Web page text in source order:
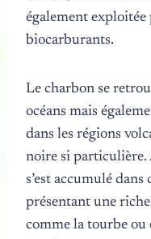
également
biocarburants.
Le charbon se
océans mais
dans les régions
noire si particulière.
s’est accumulé
présentant une
comme la tourbe ou